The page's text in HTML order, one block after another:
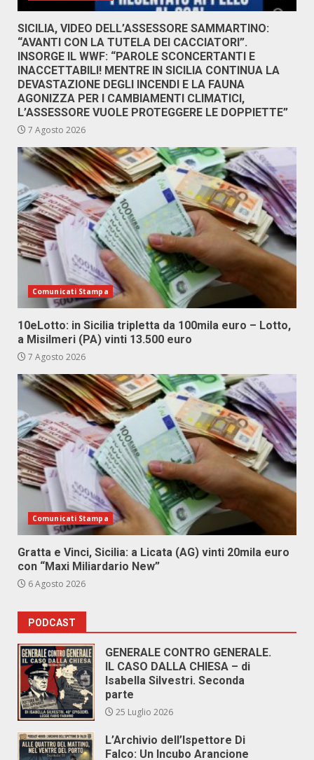
SICILIA, VIDEO DELL’ASSESSORE SAMMARTINO:
“AVANTI CON LA TUTELA DEI CACCIATORI”.
INSORGE IL WWF: “PAROLE SCONCERTANTI E
INACCETTABILI! MENTRE IN SICILIA CONTINUA LA
DEVASTAZIONE DEGLI INCENDI E LA FAUNA
AGONIZZA PER I CAMBIAMENTI CLIMATICI,
L’ASSESSORE VUOLE PROTEGGERE LE DOPPIETTE”
7 Agosto 2026
Comunicati Stampa
10eLotto: in Sicilia tripletta da 100mila euro – Lotto,
a Misilmeri (PA) vinti 13.500 euro
7 Agosto 2026
Comunicati Stampa
Gratta e Vinci, Sicilia: a Licata (AG) vinti 20mila euro
con “Maxi Miliardario New”
6 Agosto 2026
PODCAST
GENERALE CONTRO GENERALE.
IL CASO DALLA CHIESA – di
Isabella Silvestri. Seconda
parte
25 Luglio 2026
L’Archivio dell’Ispettore Di
Falco: Un Incubo Arancione